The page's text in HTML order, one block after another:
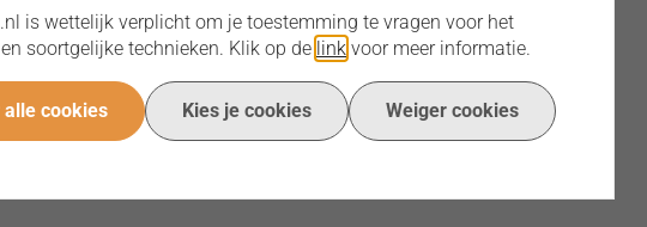
is wettelijk verplicht om je toestemming te vragen voor het
soortgelijke technieken. Klik op de link voor meer informatie.
cookies Kies je cookies Weiger cookies